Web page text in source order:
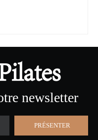
newsletter
PRÉSENTER